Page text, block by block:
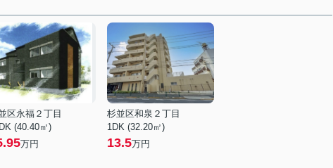
区永福２丁目
(40.40㎡)
万円
杉並区和泉２丁目
1DK (32.20㎡)
13.5万円